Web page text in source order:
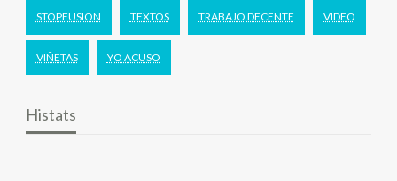
STOPFUSION TEXTOS TRABAJO DECENTE VIDEO
VIÑETAS YO ACUSO
Histats